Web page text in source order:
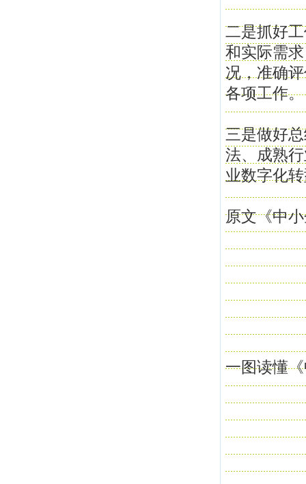
二是抓好
和实际需
况，准确
各项工作。
三是做好
法、成熟
业数字化
原文《中
一图读懂